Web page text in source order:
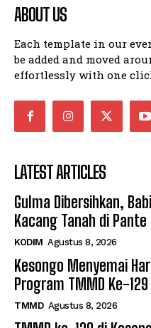
ABOUT US
Each template in our
be added and moved
effortlessly with one
LATEST ARTICLES
Gulma Dibersihkan,
Kacang Tanah di
KODIM Agustus 8, 2026
Kesongo Menyemai
Program TMMD Ke-129
TMMD Agustus 8, 2026